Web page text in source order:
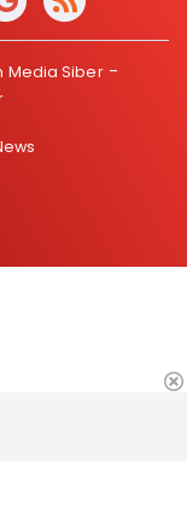
Media Siber